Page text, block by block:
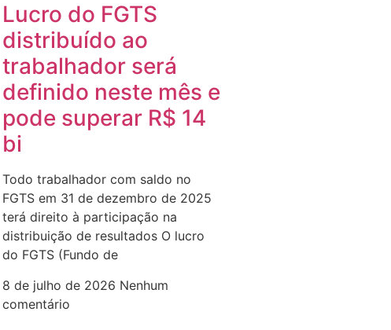
Lucro do FGTS
distribuído ao
trabalhador será
definido neste mês e
pode superar R$ 14
bi
Todo trabalhador com saldo no
FGTS em 31 de dezembro de 2025
terá direito à participação na
distribuição de resultados O lucro
do FGTS (Fundo de
8 de julho de 2026 Nenhum
comentário